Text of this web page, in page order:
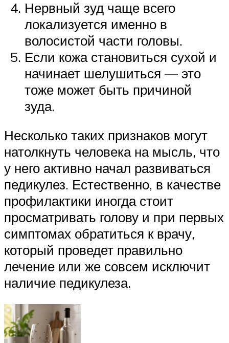
Нервный зуд чаще всего
локализуется именно в
волосистой части головы.
Если кожа становиться сухой и
начинает шелушиться — это
тоже может быть причиной
зуда.
Несколько таких признаков могут
натолкнуть человека на мысль, что
у него активно начал развиваться
педикулез. Естественно, в качестве
профилактики иногда стоит
просматривать голову и при первых
симптомах обратиться к врачу,
который проведет правильно
лечение или же совсем исключит
наличие педикулеза.